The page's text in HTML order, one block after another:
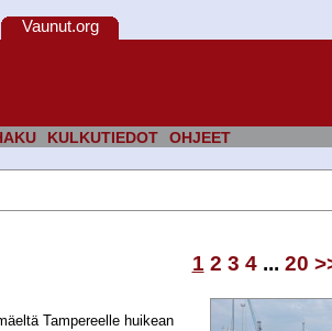
KULKUTIEDOT OHJEET
Vaunut.org
1 2 3 4... 20
Tampereelle huikean